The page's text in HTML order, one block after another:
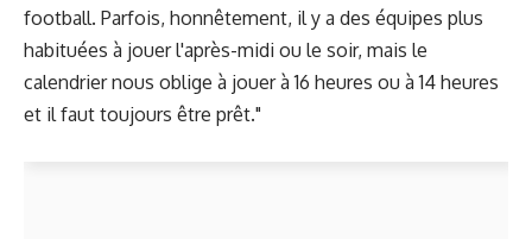
football. Parfois, honnêtement, il y a des équipes plus
habituées à jouer l'après-midi ou le soir, mais le
calendrier nous oblige à jouer à 16 heures ou à 14 heures
et il faut toujours être prêt."